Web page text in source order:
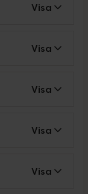
Visa
Visa
Visa
Visa
Visa